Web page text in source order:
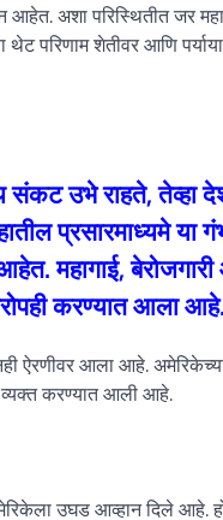
अशा परिस्थितीत जर
परिणाम शेतीवर आणि
उभे राहते, तेव्हा
प्रसारमाध्यमे या
महागाई,
करण्यात आला आहे.
आला आहे. अमेरिकेच्या
करण्यात आली आहे.
उघड आव्हान दिले आहे.